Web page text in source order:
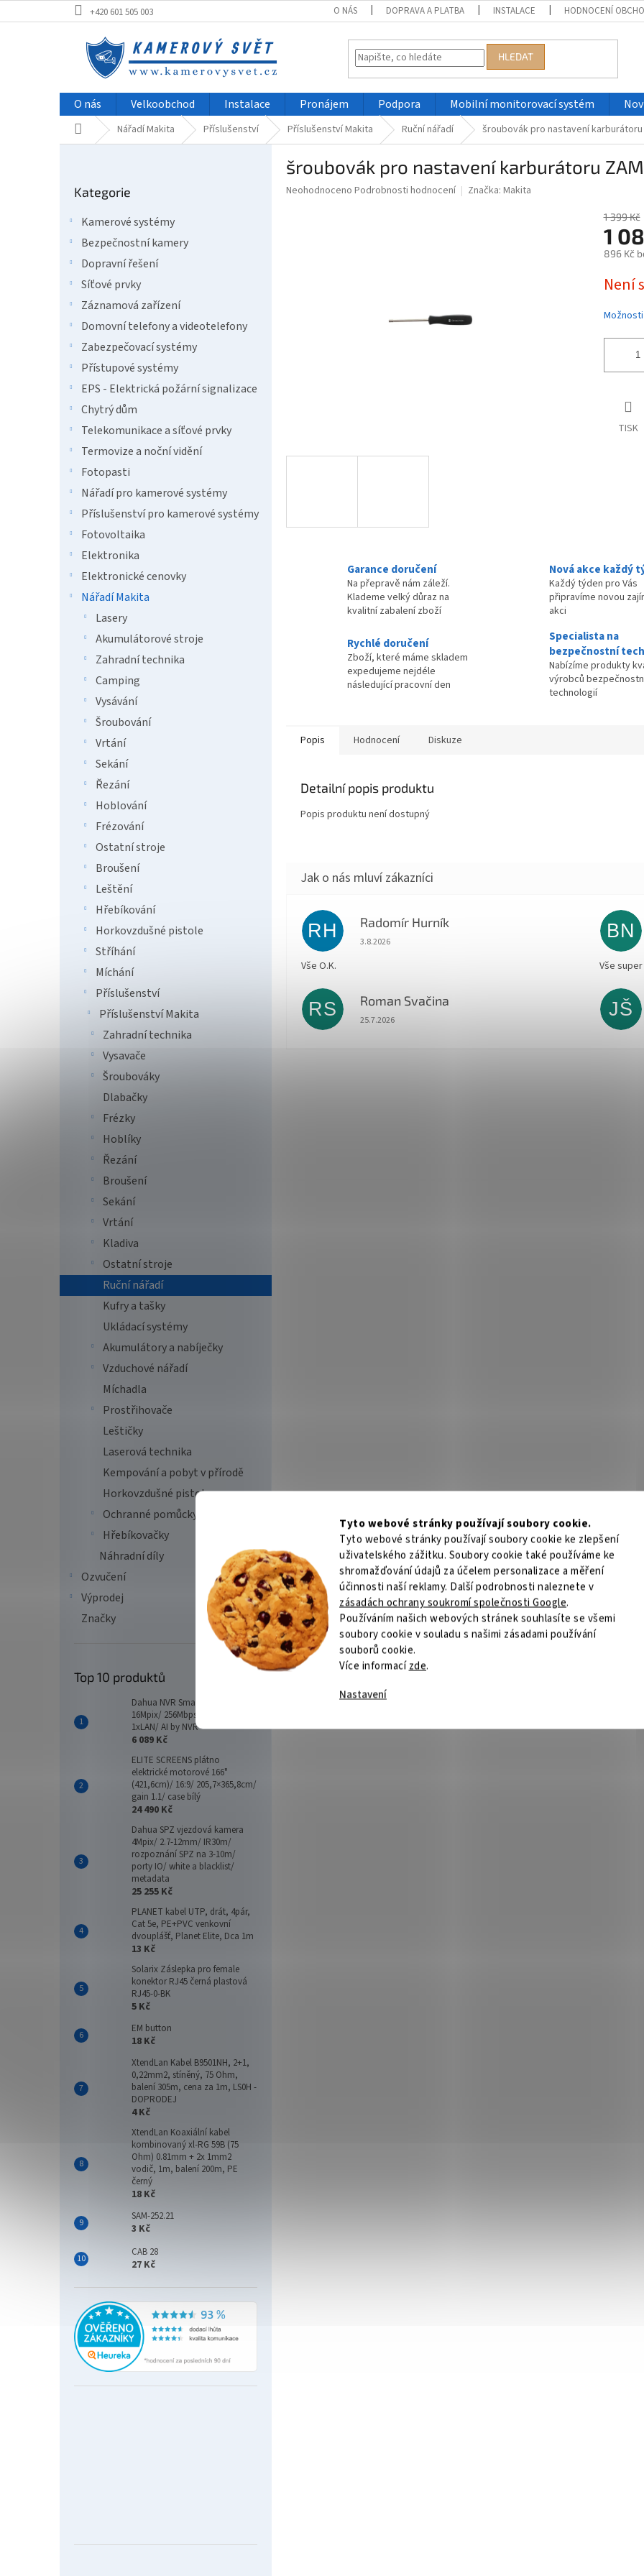
Tyto webové stránky používají soubory cookie.
Tyto webové stránky používají soubory cookie ke zlepšení
uživatelského zážitku. Soubory cookie také používáme ke
shromažďování údajů za účelem personalizace a měření
účinnosti naší reklamy. Další podrobnosti naleznete v
zásadách ochrany soukromí společnosti Google.
Používáním našich webových stránek souhlasíte se všemi
soubory cookie v souladu s našimi zásadami používání
souborů cookie.
Více informacízde.
Nastavení
na
+420 601 505 003 O NÁS DOPRAVA A PLATBA INSTALACE HODNOCENÍ
HLEDAT
O nás Velkoobchod Instalace Pronájem Podpora Mobilní monitorovací systém
Domů Nářadí Makita Příslušenství Příslušenství Makita Ruční nářadí šroubovák pro nastavení karburátoru
kategorie
Kategorie
Kamerové systémy
Bezpečnostní kamery
Dopravní řešení
Síťové prvky
Záznamová zařízení
Domovní telefony a videotelefony
Zabezpečovací systémy
Přístupové systémy
EPS - Elektrická požární signalizace
Chytrý dům
Telekomunikace a síťové prvky
Termovize a noční vidění
Fotopasti
Nářadí pro kamerové systémy
Příslušenství pro kamerové systémy
Fotovoltaika
Elektronika
Elektronické cenovky
Nářadí Makita
Lasery
Akumulátorové stroje
Zahradní technika
Camping
Vysávání
Šroubování
Vrtání
Sekání
Řezání
Hoblování
Frézování
Ostatní stroje
Broušení
Leštění
Hřebíkování
Horkovzdušné pistole
Stříhání
Míchání
Příslušenství
Příslušenství Makita
Zahradní technika
Vysavače
Šroubováky
Dlabačky
Frézky
Hoblíky
Řezání
Broušení
Sekání
Vrtání
Kladiva
Ostatní stroje
Ruční nářadí
Kufry a tašky
Ukládací systémy
Akumulátory a nabíječky
Vzduchové nářadí
Míchadla
Prostřihovače
Leštičky
Laserová technika
Kempování a pobyt v přírodě
Horkovzdušné pistole
Ochranné pomůcky
Hřebíkovačky
Náhradní díly
Ozvučení
Výprodej
Značky
Top 10 produktů
Dahua NVR Smart 16xIP/
16Mpix/ 256Mbps/ 2xHDD/
1xLAN/ AI by NVR
6 089 Kč
ELITE SCREENS plátno
elektrické motorové 166"
(421,6cm)/ 16:9/ 205,7×365,8cm/
gain 1.1/ case bílý
24 490 Kč
Dahua SPZ vjezdová kamera
4Mpix/ 2.7-12mm/ IR30m/
rozpoznání SPZ na 3-10m/
porty IO/ white a blacklist/
metadata
25 255 Kč
PLANET kabel UTP, drát, 4pár,
Cat 5e, PE+PVC venkovní
dvouplášť, Planet Elite, Dca 1m
13 Kč
Solarix Záslepka pro female
konektor RJ45 černá plastová
RJ45-0-BK
5 Kč
EM button
18 Kč
XtendLan Kabel B9501NH, 2+1,
0,22mm2, stíněný, 75 Ohm,
balení 305m, cena za 1m, LS0H -
DOPRODEJ
4 Kč
XtendLan Koaxiální kabel
kombinovaný xl-RG 59B (75
Ohm) 0.81mm + 2x 1mm2
vodič, 1m, balení 200m, PE
černý
18 Kč
SAM-252.21
3 Kč
CAB 28
27 Kč
šroubovák pro nastavení karburátoru
Průměrné
Neohodnoceno Podrobnosti hodnocení Značka: Makita
1 399 Kč
1
896 Kč
cena:
Není
TISK
Garance doručení
Na přepravě nám záleží.
Klademe velký důraz na
kvalitní zabalení zboží
Nová akce každý
Každý týden pro Vás
připravíme novou
akci
Rychlé doručení
Zboží, které máme skladem
expedujeme nejdéle
následující pracovní den
Specialista na
bezpečnostní
Nabízíme produkty
výrobců
technologií
Popis Hodnocení Diskuze
Detailní popis produktu
Popis produktu není dostupný
RH Radomír Hurník
Hodnocení obchodu je 5 z 5 hvězdiček.
3.8.2026
Vše O.K.
BN
Vše
RS Roman Svačina
Hodnocení obchodu je 5 z 5 hvězdiček.
25.7.2026
JŠ